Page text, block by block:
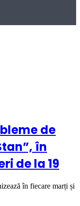
de
în
de la 19
în fiecare marți și